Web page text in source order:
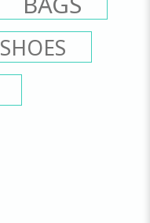
SHOES